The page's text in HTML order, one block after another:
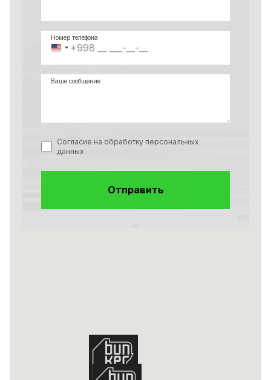
Номер телефона
Соединенные
Штаты
+1
Ваше сообщение
Согласие на обработку персональных
данных